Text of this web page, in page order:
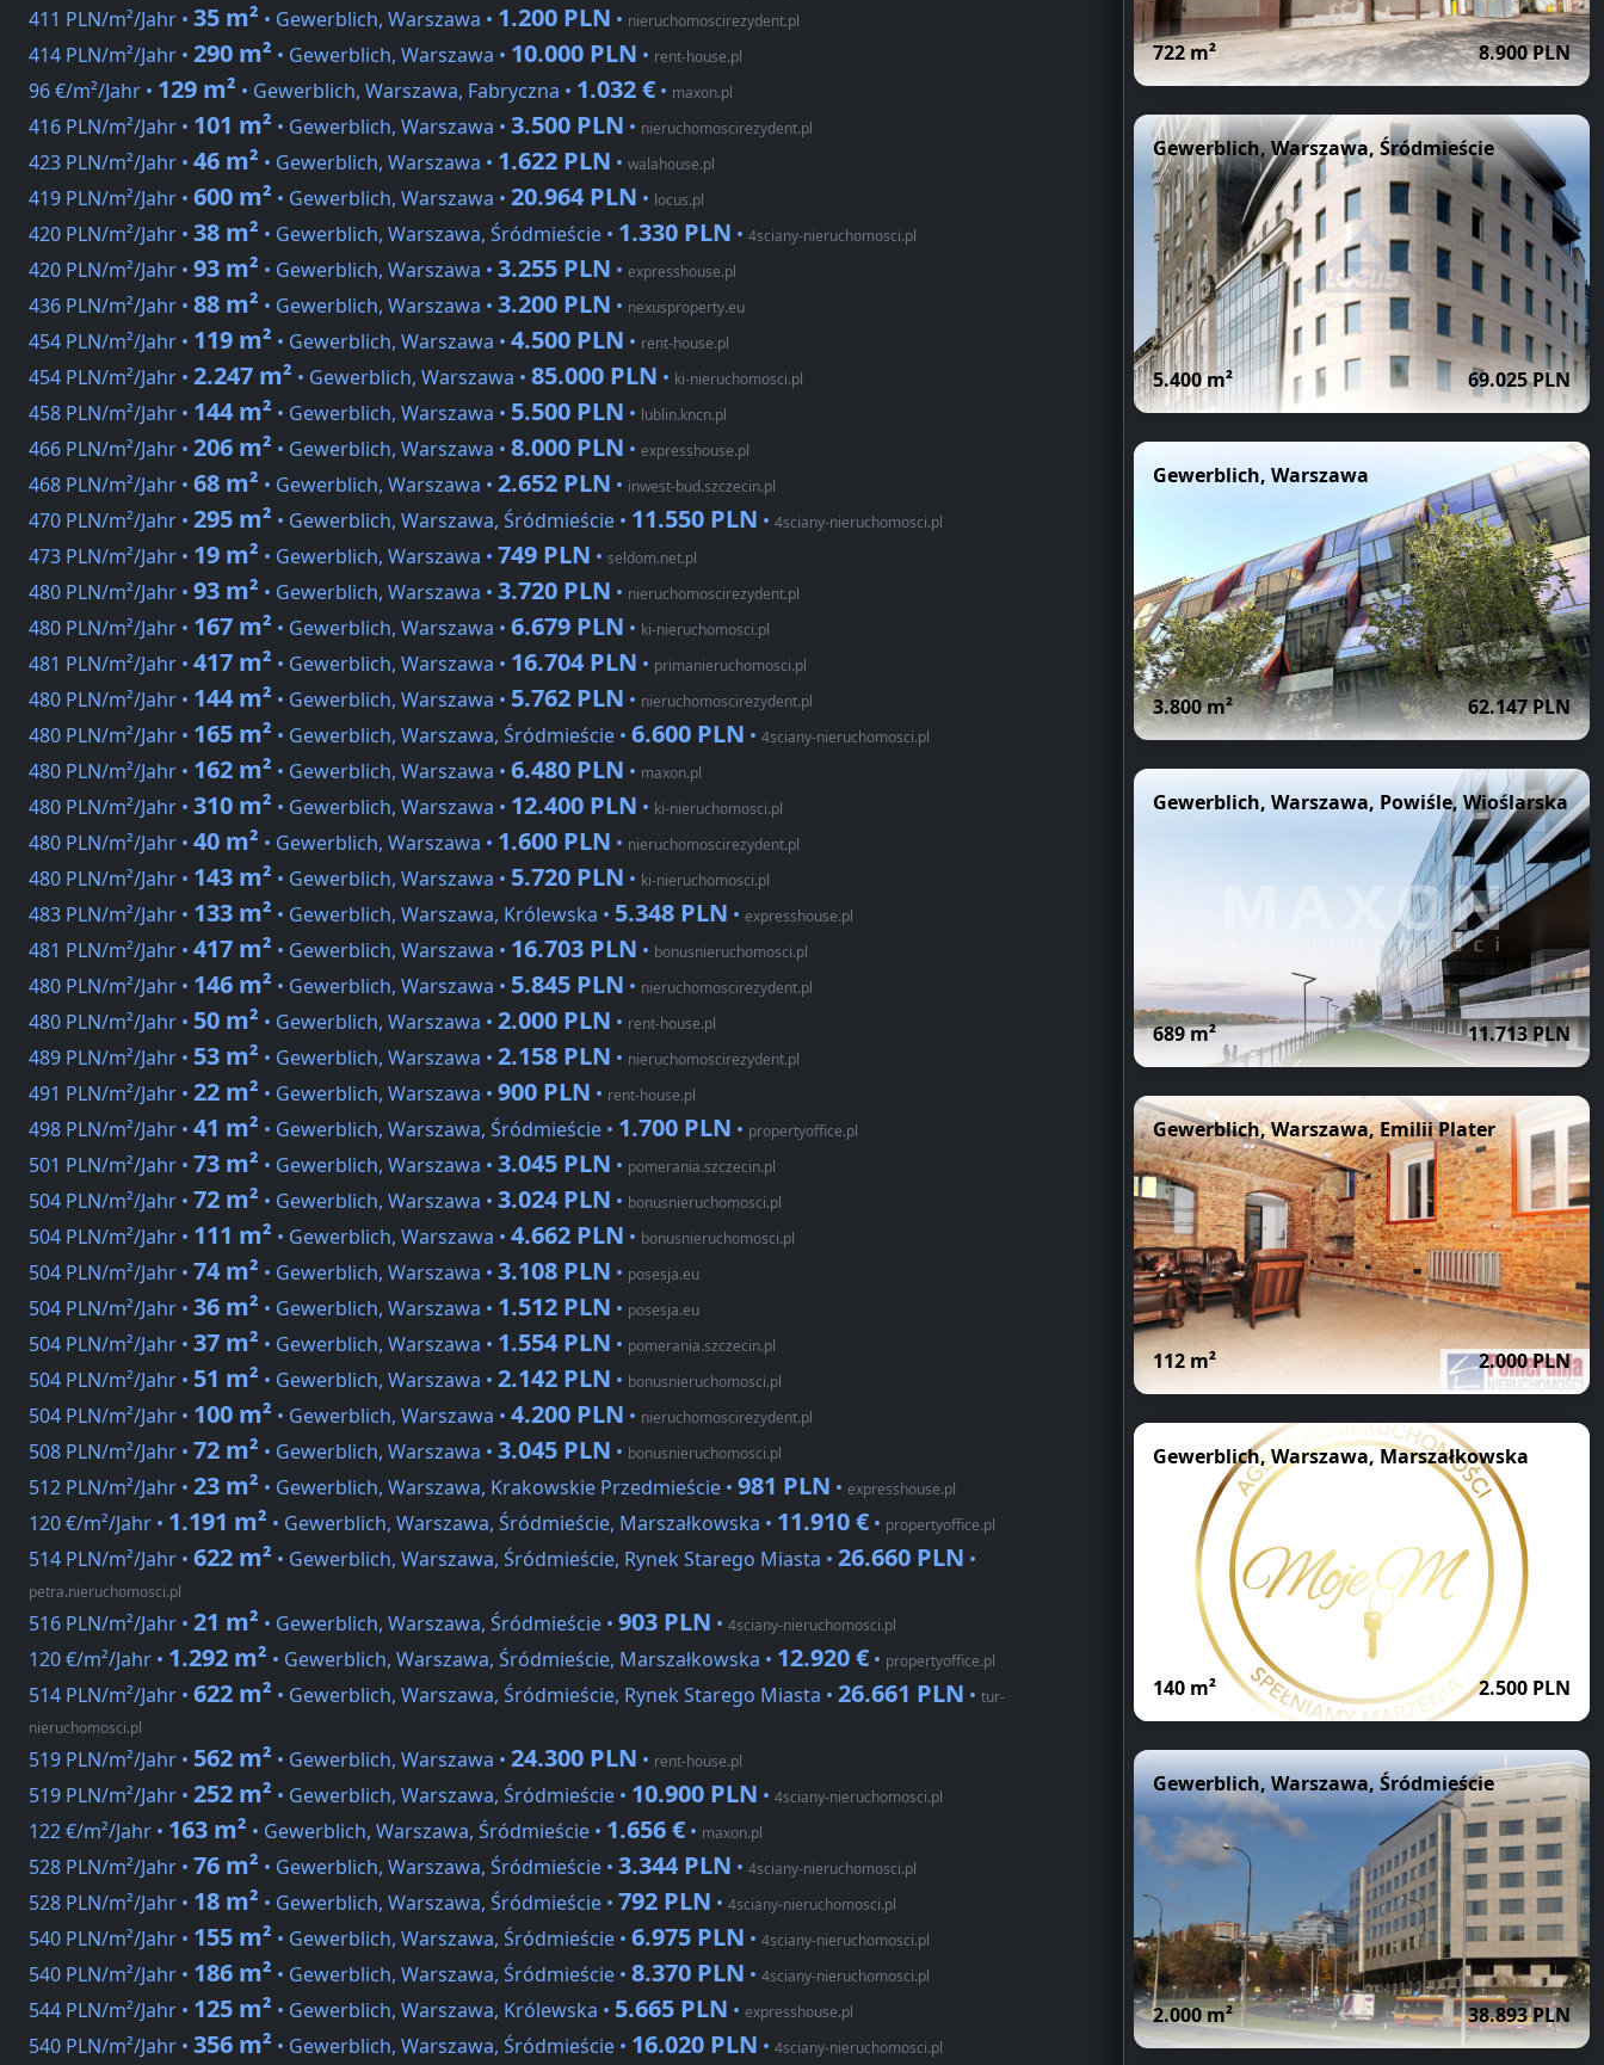
411 PLN/m²/Jahr • 35 m² • Gewerblich, Warszawa • 1.200 PLN • nieruchomoscirezydent.pl
414 PLN/m²/Jahr • 290 m² • Gewerblich, Warszawa • 10.000 PLN • rent-house.pl
96 €/m²/Jahr • 129 m² • Gewerblich, Warszawa, Fabryczna • 1.032 € • maxon.pl
416 PLN/m²/Jahr • 101 m² • Gewerblich, Warszawa • 3.500 PLN • nieruchomoscirezydent.pl
423 PLN/m²/Jahr • 46 m² • Gewerblich, Warszawa • 1.622 PLN • walahouse.pl
419 PLN/m²/Jahr • 600 m² • Gewerblich, Warszawa • 20.964 PLN • locus.pl
420 PLN/m²/Jahr • 38 m² • Gewerblich, Warszawa, Śródmieście • 1.330 PLN • 4sciany-nieruchomosci.pl
420 PLN/m²/Jahr • 93 m² • Gewerblich, Warszawa • 3.255 PLN • expresshouse.pl
436 PLN/m²/Jahr • 88 m² • Gewerblich, Warszawa • 3.200 PLN • nexusproperty.eu
454 PLN/m²/Jahr • 119 m² • Gewerblich, Warszawa • 4.500 PLN • rent-house.pl
454 PLN/m²/Jahr • 2.247 m² • Gewerblich, Warszawa • 85.000 PLN • ki-nieruchomosci.pl
458 PLN/m²/Jahr • 144 m² • Gewerblich, Warszawa • 5.500 PLN • lublin.kncn.pl
466 PLN/m²/Jahr • 206 m² • Gewerblich, Warszawa • 8.000 PLN • expresshouse.pl
468 PLN/m²/Jahr • 68 m² • Gewerblich, Warszawa • 2.652 PLN • inwest-bud.szczecin.pl
470 PLN/m²/Jahr • 295 m² • Gewerblich, Warszawa, Śródmieście • 11.550 PLN • 4sciany-nieruchomosci.pl
473 PLN/m²/Jahr • 19 m² • Gewerblich, Warszawa • 749 PLN • seldom.net.pl
480 PLN/m²/Jahr • 93 m² • Gewerblich, Warszawa • 3.720 PLN • nieruchomoscirezydent.pl
480 PLN/m²/Jahr • 167 m² • Gewerblich, Warszawa • 6.679 PLN • ki-nieruchomosci.pl
481 PLN/m²/Jahr • 417 m² • Gewerblich, Warszawa • 16.704 PLN • primanieruchomosci.pl
480 PLN/m²/Jahr • 144 m² • Gewerblich, Warszawa • 5.762 PLN • nieruchomoscirezydent.pl
480 PLN/m²/Jahr • 165 m² • Gewerblich, Warszawa, Śródmieście • 6.600 PLN • 4sciany-nieruchomosci.pl
480 PLN/m²/Jahr • 162 m² • Gewerblich, Warszawa • 6.480 PLN • maxon.pl
480 PLN/m²/Jahr • 310 m² • Gewerblich, Warszawa • 12.400 PLN • ki-nieruchomosci.pl
480 PLN/m²/Jahr • 40 m² • Gewerblich, Warszawa • 1.600 PLN • nieruchomoscirezydent.pl
480 PLN/m²/Jahr • 143 m² • Gewerblich, Warszawa • 5.720 PLN • ki-nieruchomosci.pl
483 PLN/m²/Jahr • 133 m² • Gewerblich, Warszawa, Królewska • 5.348 PLN • expresshouse.pl
481 PLN/m²/Jahr • 417 m² • Gewerblich, Warszawa • 16.703 PLN • bonusnieruchomosci.pl
480 PLN/m²/Jahr • 146 m² • Gewerblich, Warszawa • 5.845 PLN • nieruchomoscirezydent.pl
480 PLN/m²/Jahr • 50 m² • Gewerblich, Warszawa • 2.000 PLN • rent-house.pl
489 PLN/m²/Jahr • 53 m² • Gewerblich, Warszawa • 2.158 PLN • nieruchomoscirezydent.pl
491 PLN/m²/Jahr • 22 m² • Gewerblich, Warszawa • 900 PLN • rent-house.pl
498 PLN/m²/Jahr • 41 m² • Gewerblich, Warszawa, Śródmieście • 1.700 PLN • propertyoffice.pl
501 PLN/m²/Jahr • 73 m² • Gewerblich, Warszawa • 3.045 PLN • pomerania.szczecin.pl
504 PLN/m²/Jahr • 72 m² • Gewerblich, Warszawa • 3.024 PLN • bonusnieruchomosci.pl
504 PLN/m²/Jahr • 111 m² • Gewerblich, Warszawa • 4.662 PLN • bonusnieruchomosci.pl
504 PLN/m²/Jahr • 74 m² • Gewerblich, Warszawa • 3.108 PLN • posesja.eu
504 PLN/m²/Jahr • 36 m² • Gewerblich, Warszawa • 1.512 PLN • posesja.eu
504 PLN/m²/Jahr • 37 m² • Gewerblich, Warszawa • 1.554 PLN • pomerania.szczecin.pl
504 PLN/m²/Jahr • 51 m² • Gewerblich, Warszawa • 2.142 PLN • bonusnieruchomosci.pl
504 PLN/m²/Jahr • 100 m² • Gewerblich, Warszawa • 4.200 PLN • nieruchomoscirezydent.pl
508 PLN/m²/Jahr • 72 m² • Gewerblich, Warszawa • 3.045 PLN • bonusnieruchomosci.pl
512 PLN/m²/Jahr • 23 m² • Gewerblich, Warszawa, Krakowskie Przedmieście • 981 PLN • expresshouse.pl
120 €/m²/Jahr • 1.191 m² • Gewerblich, Warszawa, Śródmieście, Marszałkowska • 11.910 € • propertyoffice.pl
514 PLN/m²/Jahr • 622 m² • Gewerblich, Warszawa, Śródmieście, Rynek Starego Miasta • 26.660 PLN •
petra.nieruchomosci.pl
516 PLN/m²/Jahr • 21 m² • Gewerblich, Warszawa, Śródmieście • 903 PLN • 4sciany-nieruchomosci.pl
120 €/m²/Jahr • 1.292 m² • Gewerblich, Warszawa, Śródmieście, Marszałkowska • 12.920 € • propertyoffice.pl
514 PLN/m²/Jahr • 622 m² • Gewerblich, Warszawa, Śródmieście, Rynek Starego Miasta • 26.661 PLN • tur-
nieruchomosci.pl
519 PLN/m²/Jahr • 562 m² • Gewerblich, Warszawa • 24.300 PLN • rent-house.pl
519 PLN/m²/Jahr • 252 m² • Gewerblich, Warszawa, Śródmieście • 10.900 PLN • 4sciany-nieruchomosci.pl
122 €/m²/Jahr • 163 m² • Gewerblich, Warszawa, Śródmieście • 1.656 € • maxon.pl
528 PLN/m²/Jahr • 76 m² • Gewerblich, Warszawa, Śródmieście • 3.344 PLN • 4sciany-nieruchomosci.pl
528 PLN/m²/Jahr • 18 m² • Gewerblich, Warszawa, Śródmieście • 792 PLN • 4sciany-nieruchomosci.pl
540 PLN/m²/Jahr • 155 m² • Gewerblich, Warszawa, Śródmieście • 6.975 PLN • 4sciany-nieruchomosci.pl
540 PLN/m²/Jahr • 186 m² • Gewerblich, Warszawa, Śródmieście • 8.370 PLN • 4sciany-nieruchomosci.pl
544 PLN/m²/Jahr • 125 m² • Gewerblich, Warszawa, Królewska • 5.665 PLN • expresshouse.pl
540 PLN/m²/Jahr • 356 m² • Gewerblich, Warszawa, Śródmieście • 16.020 PLN • 4sciany-nieruchomosci.pl